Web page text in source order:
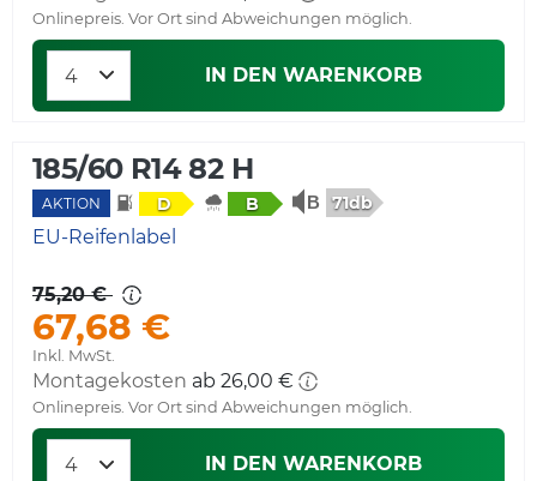
Onlinepreis. Vor Ort sind Abweichungen möglich.
IN DEN WARENKORB
185/60 R14 82 H
AKTION D B 71db
EU-Reifenlabel
75,20 €
67,68 €
Inkl. MwSt.
Montagekosten ab 26,00 €
Onlinepreis. Vor Ort sind Abweichungen möglich.
IN DEN WARENKORB